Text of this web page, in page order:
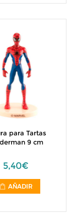
para Tartas
9 cm
5,40€
AÑADIR